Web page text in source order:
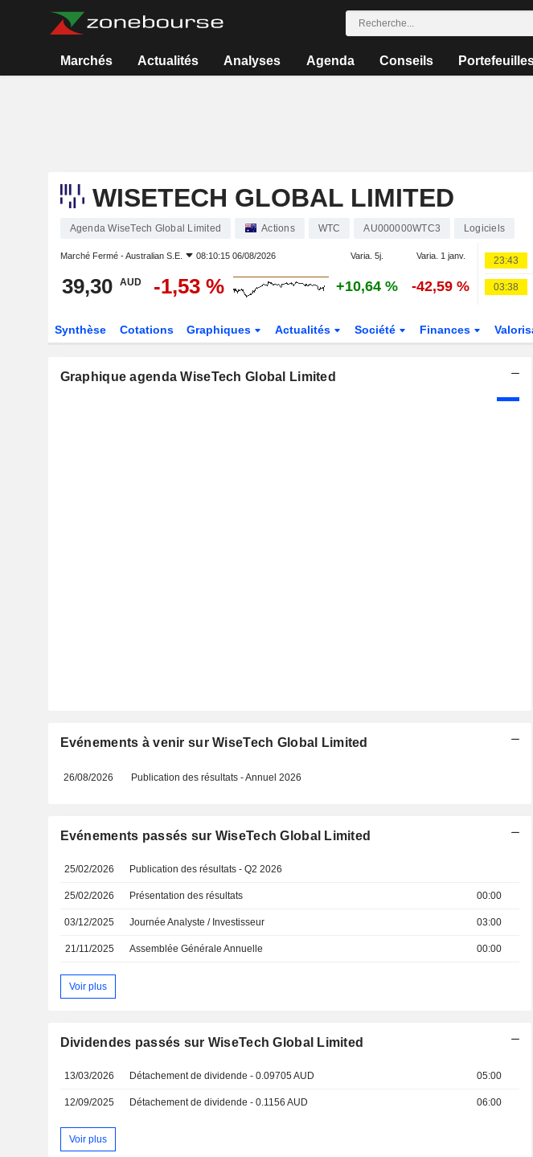
Marchés Actualités Analyses Agenda Conseils
WISETECH GLOBAL LIMITED
Agenda WiseTech Global Limited Actions WTC AU000000WTC3 Logiciels
Marché Fermé -Australian S.E. 08:10:15 06/08/2026 Varia. 5j. Varia. 1 janv.
39,30 AUD -1,53 % +10,64 % -42,59 %
23:43
03:38
Synthèse Cotations Graphiques Actualités Société Finances
Graphique agenda WiseTech Global Limited
Evénements à venir sur WiseTech Global Limited
26/08/2026 Publication des résultats - Annuel 2026
Evénements passés sur WiseTech Global Limited
25/02/2026 Publication des résultats - Q2 2026
25/02/2026 Présentation des résultats 00:00
03/12/2025 Journée Analyste / Investisseur 03:00
21/11/2025 Assemblée Générale Annuelle 00:00
Voir plus
Dividendes passés sur WiseTech Global Limited
13/03/2026 Détachement de dividende - 0.09705 AUD 05:00
12/09/2025 Détachement de dividende - 0.1156 AUD 06:00
Voir plus